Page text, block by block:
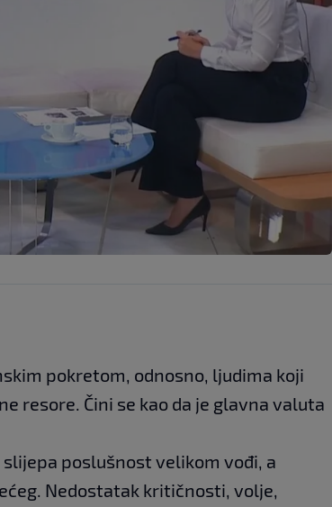
pokretom, odnosno, ljudima koji
resore. Čini se kao da je glavna valuta
poslušnost velikom vođi, a
Nedostatak kritičnosti, volje,